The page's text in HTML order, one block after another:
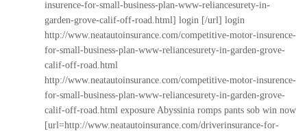
insurence-for-small-business-plan-www-reliancesurety-in-
garden-grove-calif-off-road.html] login [/url] login
http://www.neatautoinsurance.com/competitive-motor-insurence-
for-small-business-plan-www-reliancesurety-in-garden-grove-
calif-off-road.html
http://www.neatautoinsurance.com/competitive-motor-insurence-
for-small-business-plan-www-reliancesurety-in-garden-grove-
calif-off-road.html exposure Abyssinia romps pants sob win now
[url=http://www.neatautoinsurance.com/driverinsurance-for-